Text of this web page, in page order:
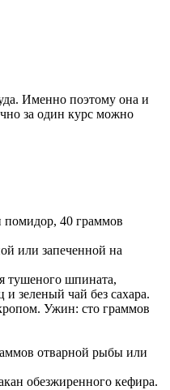
Именно поэтому она и
за один курс можно
помидор, 40 граммов
или запеченной на
тушеного шпината,
зеленый чай без сахара.
Ужин: сто граммов
отварной рыбы или
обезжиренного кефира.